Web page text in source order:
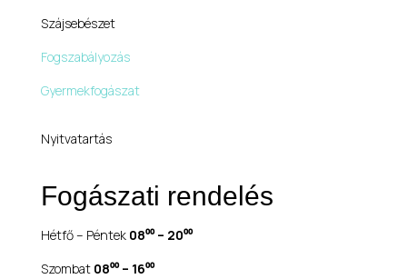
Szájsebészet
Fogszabályozás
Gyermekfogászat
Nyitvatartás
Fogászati rendelés
Hétfő – Péntek 08⁰⁰ – 20⁰⁰
Szombat 08⁰⁰ – 16⁰⁰